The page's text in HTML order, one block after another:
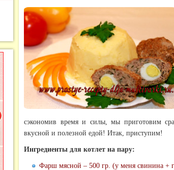
сэкономив время и силы, мы приготовим
вкусной и полезной едой! Итак, приступим!
Ингредиенты для котлет на пару:
Фарш мясной – 500 гр. (у меня свинина +